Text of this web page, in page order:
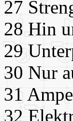
27
28 Hin
29
30 Nur
31
32